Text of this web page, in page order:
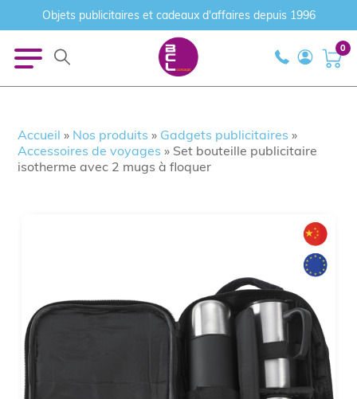
Objets publicitaires et cadeaux d'affaires depuis 1996
0
Accueil » Nos produits » Gadgets publicitaires »
Accessoires de voyages » Set bouteille publicitaire
isotherme avec 2 mugs à floquer